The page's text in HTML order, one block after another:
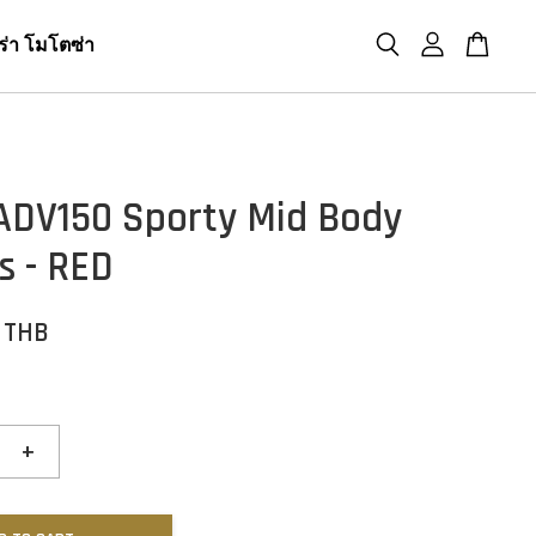
า โมโตซ่า
Sporty Mid Body
- RED
+